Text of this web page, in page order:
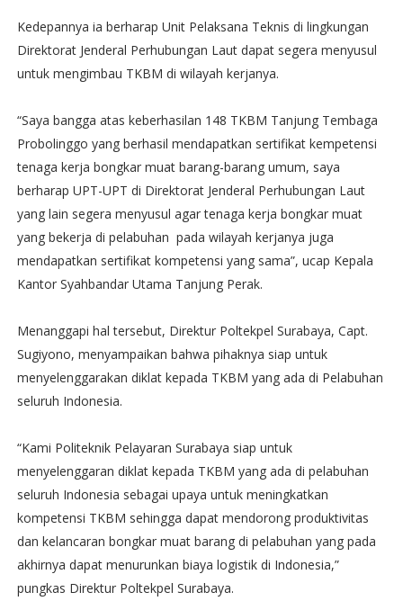
Kedepannya ia berharap Unit Pelaksana Teknis di lingkungan
Direktorat Jenderal Perhubungan Laut dapat segera menyusul
untuk mengimbau TKBM di wilayah kerjanya.
“Saya bangga atas keberhasilan 148 TKBM Tanjung Tembaga
Probolinggo yang berhasil mendapatkan sertifikat kempetensi
tenaga kerja bongkar muat barang-barang umum, saya
berharap UPT-UPT di Direktorat Jenderal Perhubungan Laut
yang lain segera menyusul agar tenaga kerja bongkar muat
yang bekerja di pelabuhan pada wilayah kerjanya juga
mendapatkan sertifikat kompetensi yang sama”, ucap Kepala
Kantor Syahbandar Utama Tanjung Perak.
Menanggapi hal tersebut, Direktur Poltekpel Surabaya, Capt.
Sugiyono, menyampaikan bahwa pihaknya siap untuk
menyelenggarakan diklat kepada TKBM yang ada di Pelabuhan
seluruh Indonesia.
“Kami Politeknik Pelayaran Surabaya siap untuk
menyelenggaran diklat kepada TKBM yang ada di pelabuhan
seluruh Indonesia sebagai upaya untuk meningkatkan
kompetensi TKBM sehingga dapat mendorong produktivitas
dan kelancaran bongkar muat barang di pelabuhan yang pada
akhirnya dapat menurunkan biaya logistik di Indonesia,”
pungkas Direktur Poltekpel Surabaya.